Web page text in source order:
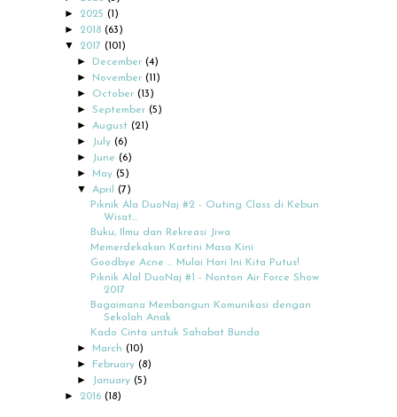
► 2025 (1)
► 2018 (63)
▼ 2017 (101)
► December(4)
► November(11)
► October(13)
► September(5)
►August(21)
► July(6)
► June(6)
► May(5)
▼April(7)
Piknik Ala DuoNaj #2 - Outing Class di Kebun
Wisat...
Buku, Ilmu dan Rekreasi Jiwa
Memerdekakan Kartini Masa Kini
Goodbye Acne ... Mulai Hari Ini Kita Putus!
Piknik Alal DuoNaj #1 - Nonton Air Force Show
2017
Bagaimana Membangun Komunikasi dengan
Sekolah Anak
Kado Cinta untuk Sahabat Bunda
► March(10)
► February(8)
► January(5)
► 2016 (18)